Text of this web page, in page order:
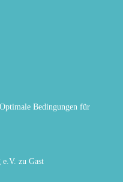
Bedingungen für
zu Gast